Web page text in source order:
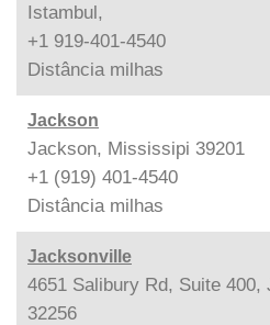
Istambul,
+1 919-401-4540
Distância milhas
Jackson
Jackson, Mississipi 39201
+1 (919) 401-4540
Distância milhas
Jacksonville
4651 Salibury Rd, Suite
32256